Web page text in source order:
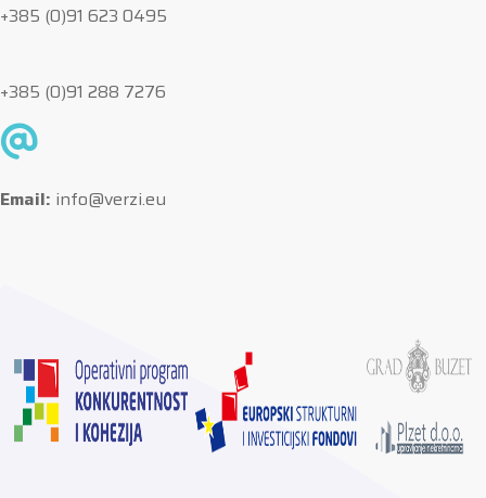
+385 (0)91 623 0495
+385 (0)91 288 7276
Email: info@verzi.eu